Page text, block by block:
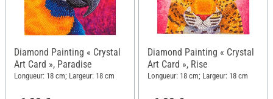
Diamond Painting « Crystal
Art Card », Paradise
Longueur: 18 cm; Largeur: 18 cm
Diamond Painting « Crystal
Art Card », Rise
Longueur: 18 cm; Largeur: 18 cm